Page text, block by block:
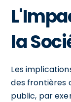
la
Les
des frontières
public, par